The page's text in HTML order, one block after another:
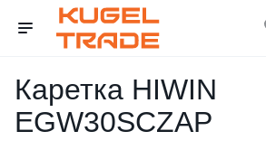
Каретка HIWIN
EGW30SCZAP